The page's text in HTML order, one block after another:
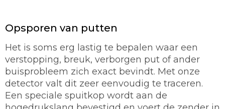
Opsporen van putten
Het is soms erg lastig te bepalen waar een
verstopping, breuk, verborgen put of ander
buisprobleem zich exact bevindt. Met onze
detector valt dit zeer eenvoudig te traceren.
Een speciale spuitkop wordt aan de